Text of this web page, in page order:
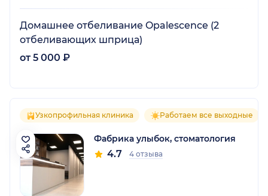
Домашнее отбеливание Opalescence (2
отбеливающих шприца)
от 5 000 ₽
Узкопрофильная клиника Работаем все выходные
Фабрика улыбок, стоматология
4.7 4 отзыва